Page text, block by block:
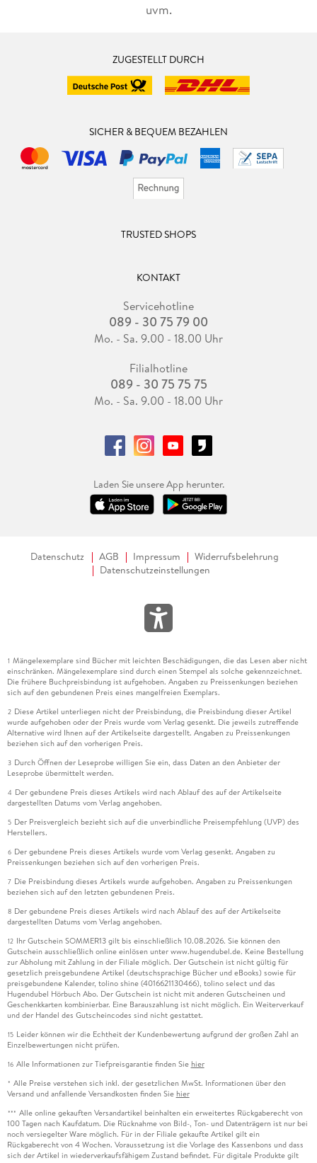
uvm.
ZUGESTELLT DURCH
SICHER & BEQUEM BEZAHLEN
TRUSTED SHOPS
KONTAKT
Servicehotline
089 - 30 75 79 00
Mo. - Sa. 9.00 - 18.00 Uhr
Filialhotline
089 - 30 75 75 75
Mo. - Sa. 9.00 - 18.00 Uhr
Laden Sie unsere App herunter.
Datenschutz AGB Impressum
Widerrufsbelehrung
Datenschutzeinstellungen
1 Mängelexemplare sind Bücher mit leichten Beschädigungen, die das Lesen aber nicht
einschränken. Mängelexemplare sind durch einen Stempel als solche gekennzeichnet.
Die frühere Buchpreisbindung ist aufgehoben. Angaben zu Preissenkungen beziehen
sich auf den gebundenen Preis eines mangelfreien Exemplars.
2 Diese Artikel unterliegen nicht der Preisbindung, die Preisbindung dieser Artikel
wurde aufgehoben oder der Preis wurde vom Verlag gesenkt. Die jeweils zutreffende
Alternative wird Ihnen auf der Artikelseite dargestellt. Angaben zu Preissenkungen
beziehen sich auf den vorherigen Preis.
3 Durch Öffnen der Leseprobe willigen Sie ein, dass Daten an den Anbieter der
Leseprobe übermittelt werden.
4 Der gebundene Preis dieses Artikels wird nach Ablauf des auf der Artikelseite
dargestellten Datums vom Verlag angehoben.
5 Der Preisvergleich bezieht sich auf die unverbindliche Preisempfehlung (UVP) des
Herstellers.
6 Der gebundene Preis dieses Artikels wurde vom Verlag gesenkt. Angaben zu
Preissenkungen beziehen sich auf den vorherigen Preis.
7 Die Preisbindung dieses Artikels wurde aufgehoben. Angaben zu Preissenkungen
beziehen sich auf den letzten gebundenen Preis.
8 Der gebundene Preis dieses Artikels wird nach Ablauf des auf der Artikelseite
dargestellten Datums vom Verlag angehoben.
12 Ihr Gutschein SOMMER13 gilt bis einschließlich 10.08.2026. Sie können den
Gutschein ausschließlich online einlösen unter www.hugendubel.de. Keine Bestellung
zur Abholung mit Zahlung in der Filiale möglich. Der Gutschein ist nicht gültig für
gesetzlich preisgebundene Artikel (deutschsprachige Bücher und eBooks) sowie für
preisgebundene Kalender, tolino shine (4016621130466), tolino select und das
Hugendubel Hörbuch Abo. Der Gutschein ist nicht mit anderen Gutscheinen und
Geschenkkarten kombinierbar. Eine Barauszahlung ist nicht möglich. Ein Weiterverkauf
und der Handel des Gutscheincodes sind nicht gestattet.
15 Leider können wir die Echtheit der Kundenbewertung aufgrund der großen Zahl an
Einzelbewertungen nicht prüfen.
16 Alle Informationen zur Tiefpreisgarantie finden Sie hier
* Alle Preise verstehen sich inkl. der gesetzlichen MwSt. Informationen über den
Versand und anfallende Versandkosten finden Sie hier
*** Alle online gekauften Versandartikel beinhalten ein erweitertes Rückgaberecht von
100 Tagen nach Kaufdatum. Die Rücknahme von Bild-, Ton- und Datenträgern ist nur bei
noch versiegelter Ware möglich. Für in der Filiale gekaufte Artikel gilt ein
Rückgaberecht von 4 Wochen. Voraussetzung ist die Vorlage des Kassenbons und dass
sich der Artikel in wiederverkaufsfähigem Zustand befindet. Für digitale Produkte gilt